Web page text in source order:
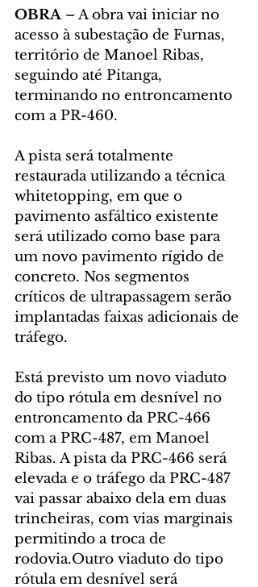
OBRA – A obra vai iniciar no
acesso à subestação de Furnas,
território de Manoel Ribas,
seguindo até Pitanga,
terminando no entroncamento
com a PR-460.
A pista será totalmente
restaurada utilizando a técnica
whitetopping, em que o
pavimento asfáltico existente
será utilizado como base para
um novo pavimento rígido de
concreto. Nos segmentos
críticos de ultrapassagem serão
implantadas faixas adicionais de
tráfego.
Está previsto um novo viaduto
do tipo rótula em desnível no
entroncamento da PRC-466
com a PRC-487, em Manoel
Ribas. A pista da PRC-466 será
elevada e o tráfego da PRC-487
vai passar abaixo dela em duas
trincheiras, com vias marginais
permitindo a troca de
rodovia.Outro viaduto do tipo
rótula em desnível será